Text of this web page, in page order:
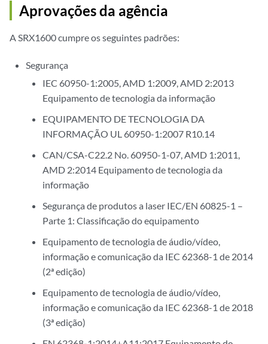
Aprovações da agência
A SRX1600 cumpre os seguintes padrões:
Segurança
IEC 60950-1:2005, AMD 1:2009, AMD 2:2013
Equipamento de tecnologia da informação
EQUIPAMENTO DE TECNOLOGIA DA
INFORMAÇÃO UL 60950-1:2007 R10.14
CAN/CSA-C22.2 No. 60950-1-07, AMD 1:2011,
AMD 2:2014 Equipamento de tecnologia da
informação
Segurança de produtos a laser IEC/EN 60825-1 –
Parte 1: Classificação do equipamento
Equipamento de tecnologia de áudio/vídeo,
informação e comunicação da IEC 62368-1 de 2014
(2ª edição)
Equipamento de tecnologia de áudio/vídeo,
informação e comunicação da IEC 62368-1 de 2018
(3ª edição)